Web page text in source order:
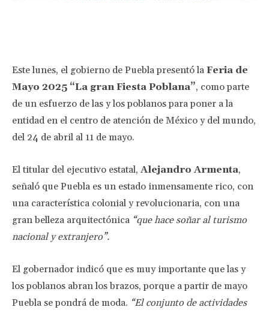
Este lunes, el gobierno de Puebla presentó la Feria de
Mayo 2025 “La gran Fiesta Poblana”, como parte
de un esfuerzo de las y los poblanos para poner a la
entidad en el centro de atención de México y del mundo,
del 24 de abril al 11 de mayo.
El titular del ejecutivo estatal, Alejandro Armenta,
señaló que Puebla es un estado inmensamente rico, con
una característica colonial y revolucionaria, con una
gran belleza arquitectónica “que hace soñar al turismo
nacional y extranjero”.
El gobernador indicó que es muy importante que las y
los poblanos abran los brazos, porque a partir de mayo
Puebla se pondrá de moda. “El conjunto de actividades